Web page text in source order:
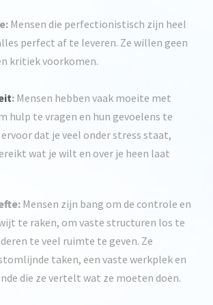
Mensen die perfectionistisch zijn heel
perfect af te leveren. Ze willen geen
kritiek voorkomen.
: Mensen hebben vaak moeite met
hulp te vragen en hun gevoelens te
dat je veel onder stress staat,
wat je wilt en over je heen laat
Mensen zijn bang om de controle en
te raken, om vaste structuren los te
te veel ruimte te geven. Ze
taken, een vaste werkplek en
die ze vertelt wat ze moeten doen.